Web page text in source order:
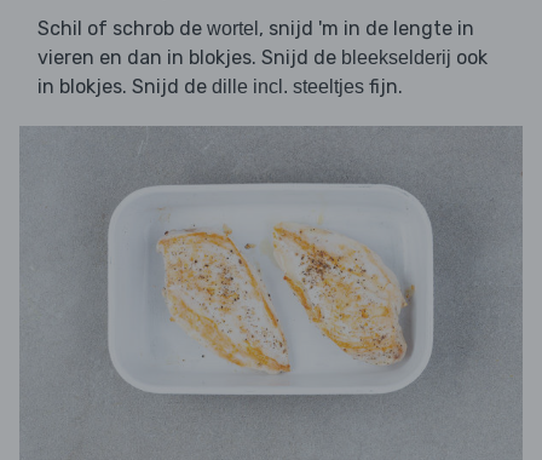
Schil of schrob de wortel , snijd 'm in de lengte in
vieren en dan in blokjes. Snijd de bleekselderij ook
in blokjes. Snijd de dille incl. steeltjes fijn.